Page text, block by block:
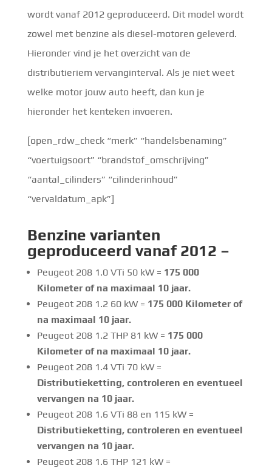
wordt vanaf 2012 geproduceerd. Dit model wordt
zowel met benzine als diesel-motoren geleverd.
Hieronder vind je het overzicht van de
distributieriem vervanginterval. Als je niet weet
welke motor jouw auto heeft, dan kun je
hieronder het kenteken invoeren.
[open_rdw_check “merk” “handelsbenaming”
“voertuigsoort” “brandstof_omschrijving”
“aantal_cilinders” “cilinderinhoud”
“vervaldatum_apk”]
Benzine varianten
geproduceerd vanaf 2012 –
Peugeot 208 1.0 VTi 50 kW = 175 000
Kilometer of na maximaal 10 jaar.
Peugeot 208 1.2 60 kW = 175 000 Kilometer of
na maximaal 10 jaar.
Peugeot 208 1.2 THP 81 kW = 175 000
Kilometer of na maximaal 10 jaar.
Peugeot 208 1.4 VTi 70 kW =
Distributieketting, controleren en eventueel
vervangen na 10 jaar.
Peugeot 208 1.6 VTi 88 en 115 kW =
Distributieketting, controleren en eventueel
vervangen na 10 jaar.
Peugeot 208 1.6 THP 121 kW =